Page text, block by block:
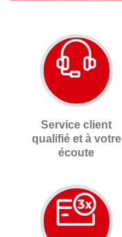
Service client
qualifié et à votre
écoute